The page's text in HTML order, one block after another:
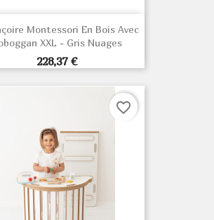
Montessori En Bois Avec
XXL - Gris Nuages
Prix
228,37 €
favorite_border